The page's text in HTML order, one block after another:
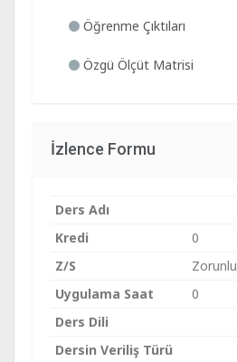
Öğrenme Çıktıları
Özgü Ölçüt Matrisi
İzlence Formu
Ders Adı
Kredi
0
Z/S
Zorunlu
Uygulama Saat
0
Ders Dili
Dersin Veriliş Türü